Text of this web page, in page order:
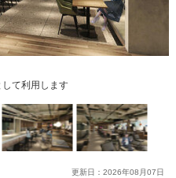
て利用します
更新日： 2026年08月07日